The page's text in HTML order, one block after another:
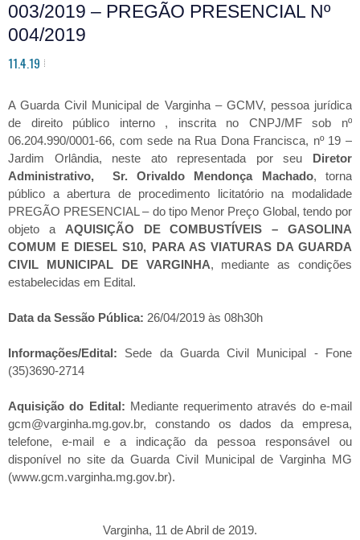
003/2019 – PREGÃO PRESENCIAL Nº
004/2019
11.4.19
A Guarda Civil Municipal de Varginha – GCMV, pessoa jurídica
de direito público interno , inscrita no CNPJ/MF sob nº
06.204.990/0001-66, com sede na Rua Dona Francisca, nº 19 –
Jardim Orlândia, neste ato representada por seu Diretor
Administrativo,
Sr. Orivaldo Mendonça Machado, torna
público a abertura de procedimento licitatório na modalidade
PREGÃO PRESENCIAL – do tipo Menor Preço Global, tendo por
objeto a AQUISIÇÃO DE COMBUSTÍVEIS – GASOLINA
COMUM E DIESEL S10, PARA AS VIATURAS DA GUARDA
CIVIL MUNICIPAL DE VARGINHA, mediante as condições
estabelecidas em Edital.
Data da Sessão Pública: 26/04/2019 às 08h30h
Informações/Edital: Sede da Guarda Civil Municipal - Fone
(35)3690-2714
Aquisição do Edital: Mediante requerimento através do e-mail
gcm@varginha.mg.gov.br, constando os dados da empresa,
telefone, e-mail e a indicação da pessoa responsável ou
disponível no site da Guarda Civil Municipal de Varginha MG
(www.gcm.varginha.mg.gov.br).
Varginha, 11 de Abril de 2019.